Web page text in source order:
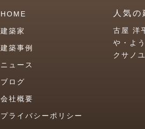
HOME
建築家
建築事例
ニュース
ブログ
会社概要
プライバシーポリシー
人気
古屋 洋
や・よ
クサノ